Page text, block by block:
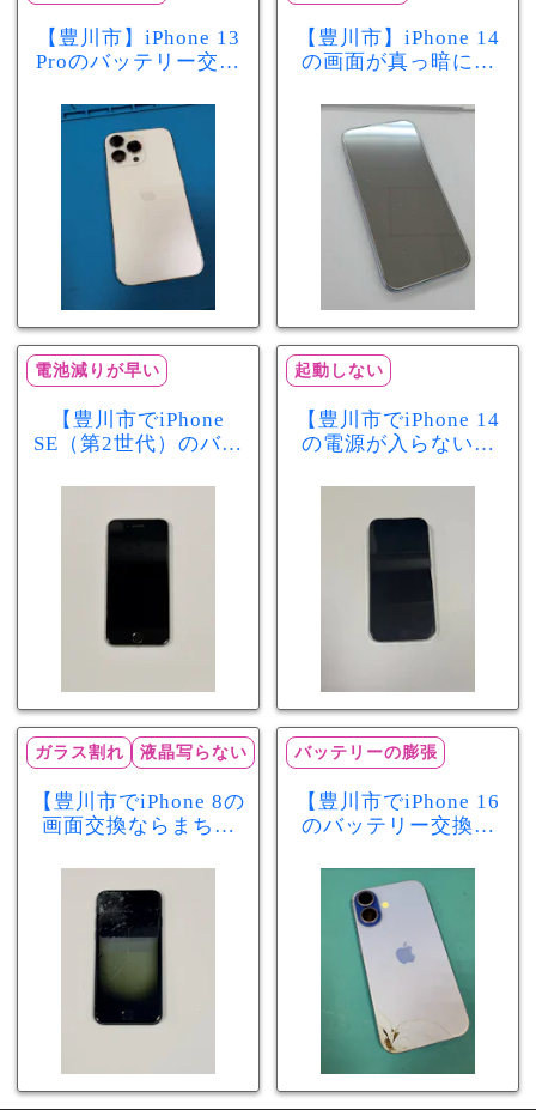
【豊川市】iPhone 13
Proのバッテリー交換
が早い症状も当日90
分で改善
【豊川市】iPhone 14
の画面が真っ暗に…
修理！データそのま
まで復旧しました
電池減りが早い
【豊川市でiPhone
SE（第2世代）のバッ
スマ豊川店】電池の
減りが早い症状も当
起動しない
【豊川市でiPhone 14
の電源が入らない修
店】バッテリー交換
で復旧するケースも
あります！
ガラス割れ 液晶写らない
【豊川市でiPhone 8の
画面交換ならまちス
れ・液晶不良も当日
60分で修理可能！
バッテリーの膨張
【豊川市でiPhone 16
のバッテリー交換な
少し膨張したバッテ
リーも当日90分で安
心修理！